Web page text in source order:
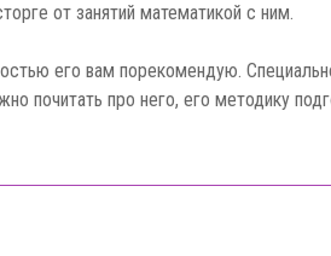
от занятий математикой с ним.
его вам порекомендую.
почитать про него, его методику